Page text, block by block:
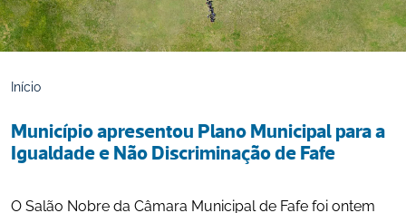
Início
Município apresentou Plano Municipal para a
Igualdade e Não Discriminação de Fafe
O Salão Nobre da Câmara Municipal de Fafe foi ontem